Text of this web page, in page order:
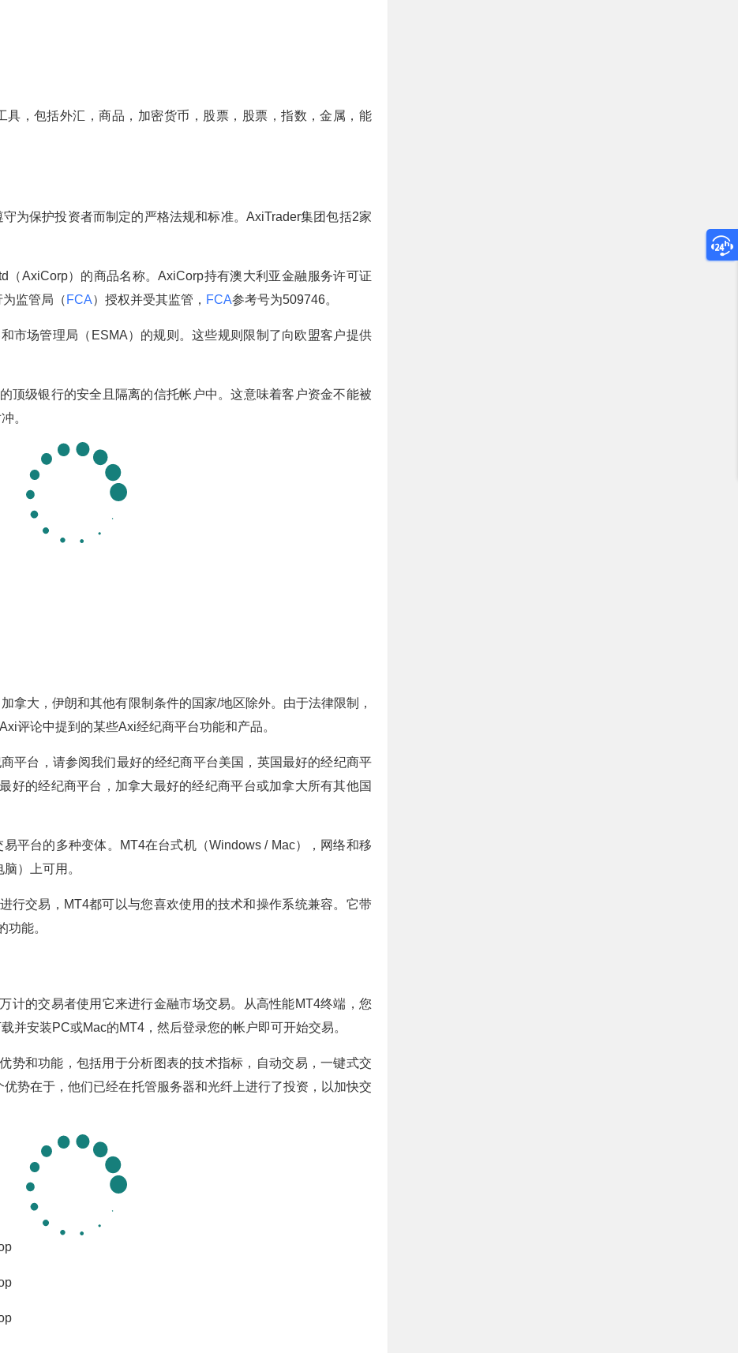
，包括外汇，商品，加密货币，股票，股票，指数，金属，能
为保护投资者而制定的严格法规和标准。AxiTrader集团包括2家
（AxiCorp）的商品名称。AxiCorp持有澳大利亚金融服务许可证
监管局（ FCA）授权并受其监管， FCA参考号为509746。
市场管理局（ESMA）的规则。这些规则限制了向欧盟客户提供
顶级银行的安全且隔离的信托帐户中。这意味着客户资金不能被
。
拿大，伊朗和其他有限制条件的国家/地区除外。由于法律限制，
评论中提到的某些Axi经纪商平台功能和产品。
平台，请参阅我们最好的经纪商平台美国，英国最好的经纪商平
好的经纪商平台，加拿大最好的经纪商平台或加拿大所有其他国
易平台的多种变体。MT4在台式机（Windows / Mac），网络和移
）上可用。
行交易，MT4都可以与您喜欢使用的技术和操作系统兼容。它带
功能。
计的交易者使用它来进行金融市场交易。从高性能MT4终端，您
并安装PC或Mac的MT4，然后登录您的帐户即可开始交易。
势和功能，包括用于分析图表的技术指标，自动交易，一键式交
势在于，他们已经在托管服务器和光纤上进行了投资，以加快交